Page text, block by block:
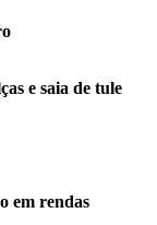
e saia de tule
em rendas